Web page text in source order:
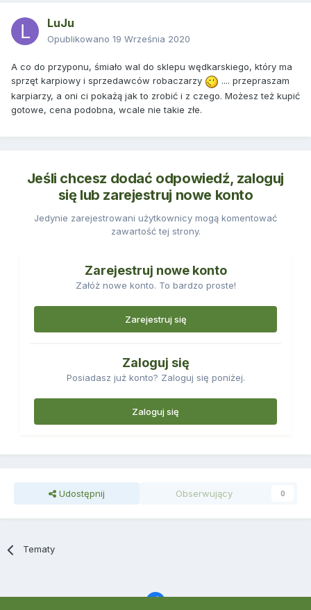
LuJu
Opublikowano 19 Września 2020
A co do przyponu, śmiało wal do sklepu wędkarskiego, który ma
sprzęt karpiowy i sprzedawców robaczarzy
.... przepraszam
karpiarzy, a oni ci pokażą jak to zrobić i z czego. Możesz też kupić
gotowe, cena podobna, wcale nie takie złe.
Jeśli chcesz dodać odpowiedź, zaloguj
się lub zarejestruj nowe konto
Jedynie zarejestrowani użytkownicy mogą komentować
zawartość tej strony.
Zarejestruj nowe konto
Załóż nowe konto. To bardzo proste!
Zarejestruj się
Zaloguj się
Posiadasz już konto? Zaloguj się poniżej.
Zaloguj się
Udostępnij Obserwujący 0
Tematy